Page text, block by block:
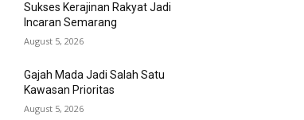
Sukses Kerajinan Rakyat Jadi
Incaran Semarang
August 5, 2026
Gajah Mada Jadi Salah Satu
Kawasan Prioritas
August 5, 2026